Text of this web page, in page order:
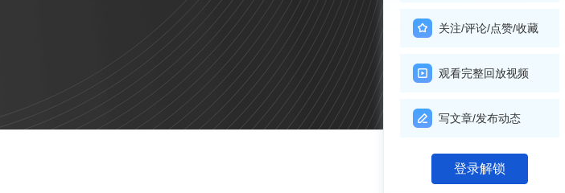
关注/评论/点赞/收藏
观看完整回放视频
写文章/发布动态
登录解锁
关注